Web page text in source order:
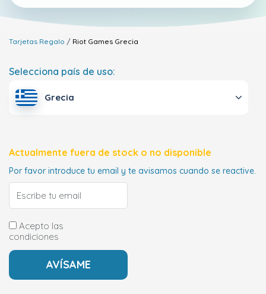
Tarjetas Regalo Riot Games Grecia
Selecciona país de uso:
Grecia
Actualmente fuera de stock o no disponible
Por favor introduce tu email y te avisamos cuando se reactive.
Acepto las
condiciones